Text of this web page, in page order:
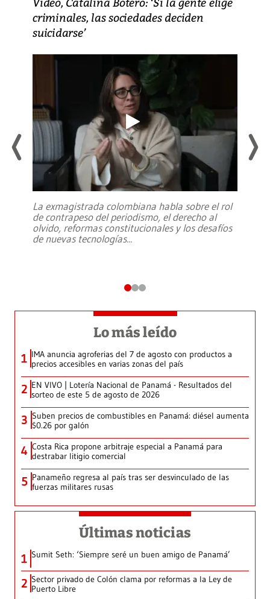
criminales, las sociedades deciden
suicidarse’
La exmagistrada colombiana habla sobre el rol
de contrapeso del periodismo, el derecho al
olvido, reformas constitucionales y los desafíos
de nuevas tecnologías...
Lo más leído
1 IMA anuncia agroferias del 7 de agosto con productos a
precios accesibles en varias zonas del país
2 EN VIVO | Lotería Nacional de Panamá - Resultados del
sorteo de este 5 de agosto de 2026
3 Suben precios de combustibles en Panamá: diésel aumenta
$0.26 por galón
4 Costa Rica propone arbitraje especial a Panamá para
destrabar litigio comercial
5 Panameño regresa al país tras ser desvinculado de las
fuerzas militares rusas
Últimas noticias
1 Sumit Seth: ‘Siempre seré un buen amigo de Panamá’
2 Sector privado de Colón clama por reformas a la Ley de
Puerto Libre